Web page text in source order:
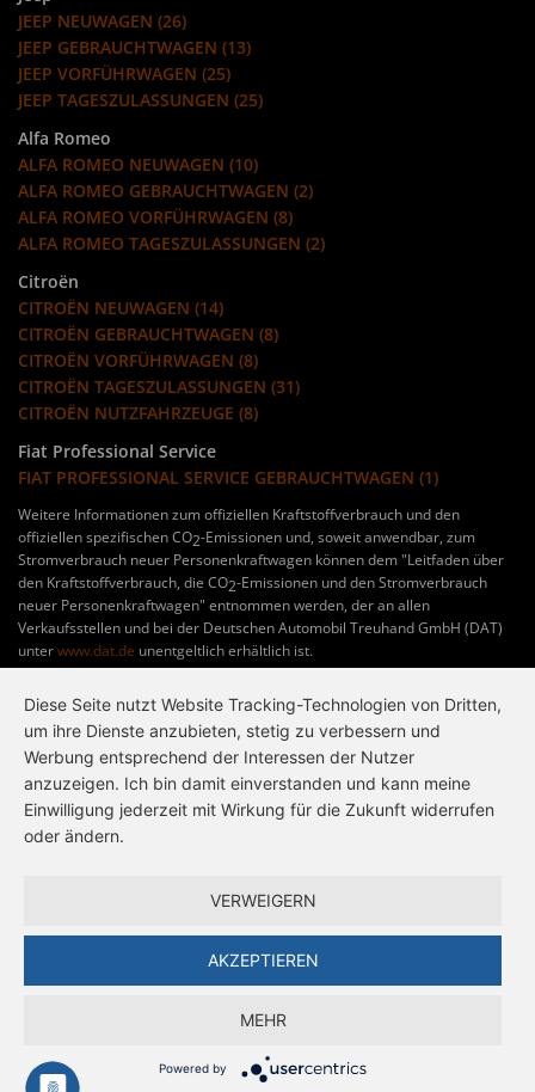
JEEP NEUWAGEN (26)
JEEP GEBRAUCHTWAGEN (13)
JEEP VORFÜHRWAGEN (25)
JEEP TAGESZULASSUNGEN (25)
Alfa Romeo
ALFA ROMEO NEUWAGEN (10)
ALFA ROMEO GEBRAUCHTWAGEN (2)
ALFA ROMEO VORFÜHRWAGEN (8)
ALFA ROMEO TAGESZULASSUNGEN (2)
Citroën
CITROËN NEUWAGEN (14)
CITROËN GEBRAUCHTWAGEN (8)
CITROËN VORFÜHRWAGEN (8)
CITROËN TAGESZULASSUNGEN (31)
CITROËN NUTZFAHRZEUGE (8)
Fiat Professional Service
FIAT PROFESSIONAL SERVICE GEBRAUCHTWAGEN (1)
Weitere Informationen zum offiziellen Kraftstoffverbrauch und den
offiziellen spezifischen CO2-Emissionen und, soweit anwendbar, zum
Stromverbrauch neuer Personenkraftwagen können dem "Leitfaden über
den Kraftstoffverbrauch, die CO2-Emissionen und den Stromverbrauch
neuer Personenkraftwagen" entnommen werden, der an allen
Verkaufsstellen und bei der Deutschen Automobil Treuhand GmbH (DAT)
unterwww.dat.de unentgeltlich erhältlich ist.
Diese Seite nutzt Website Tracking-Technologien von Dritten,
um ihre Dienste anzubieten, stetig zu verbessern und
Werbung entsprechend der Interessen der Nutzer
anzuzeigen. Ich bin damit einverstanden und kann meine
Einwilligung jederzeit mit Wirkung für die Zukunft widerrufen
oder ändern.
VERWEIGERN
AKZEPTIEREN
MEHR
Powered by